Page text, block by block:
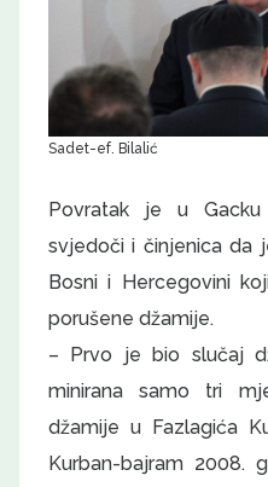
Sadet-ef. Bilalić
Povratak je u
svjedoči i činjenica da
Bosni i Hercegovini
porušene džamije.
– Prvo je bio slučaj
minirana samo tri
džamije u Fazlagića
Kurban-bajram 2008.